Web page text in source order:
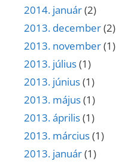
2014. január(2)
2013. december(2)
2013. november(1)
2013. július(1)
2013. június(1)
2013. május(1)
2013. április(1)
2013. március(1)
2013. január(1)